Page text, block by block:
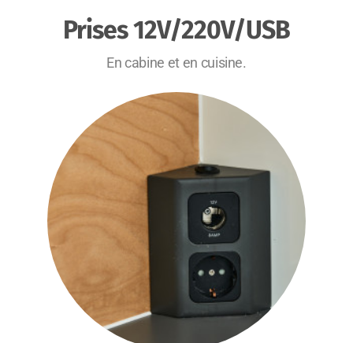
Prises 12V/220V/USB
En cabine et en cuisine.